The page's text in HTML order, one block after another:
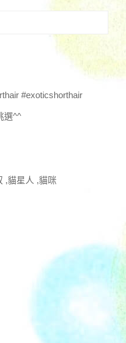
#exoticshorthair
選^^
,貓星人 ,貓咪